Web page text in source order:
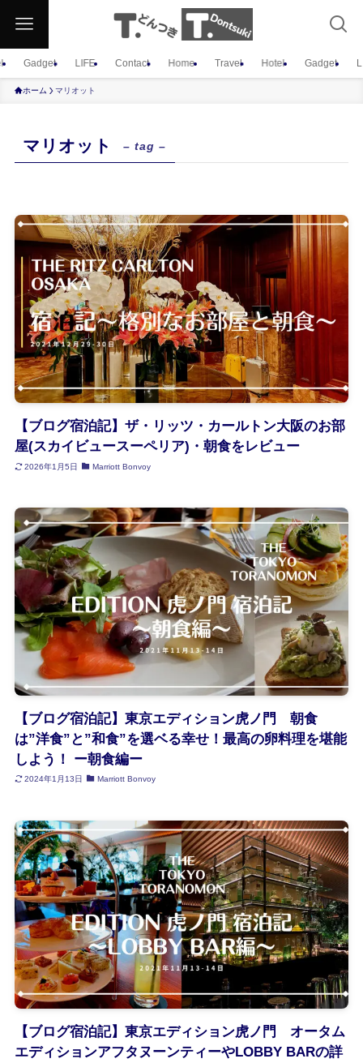
Gadget LIFE Contact Home Travel Hotel Gadget
ホーム マリオット
マリオット – tag –
【ブログ宿泊記】ザ・リッツ・カールトン大阪のお部
屋(スカイビュースーペリア)・朝食をレビュー
2026年1月5日 Marriott Bonvoy
【ブログ宿泊記】東京エディション虎ノ門 朝食
は”洋食”と”和食”を選ベる幸せ！最高の卵料理を堪能
しよう！ ー朝食編ー
2024年1月13日 Marriott Bonvoy
【ブログ宿泊記】東京エディション虎ノ門 オータム
エディションアフタヌーンティーやLOBBY BARの詳